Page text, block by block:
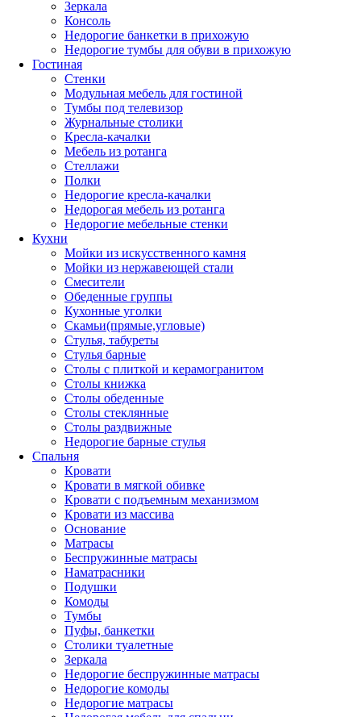
Зеркала
Консоль
Недорогие банкетки в прихожую
Недорогие тумбы для обуви в прихожую
Гостиная
Стенки
Модульная мебель для гостиной
Тумбы под телевизор
Журнальные столики
Кресла-качалки
Мебель из ротанга
Стеллажи
Полки
Недорогие кресла-качалки
Недорогая мебель из ротанга
Недорогие мебельные стенки
Кухни
Мойки из искусственного камня
Мойки из нержавеющей стали
Смесители
Обеденные группы
Кухонные уголки
Скамьи(прямые,угловые)
Стулья, табуреты
Стулья барные
Столы с плиткой и керамогранитом
Столы книжка
Столы обеденные
Столы стеклянные
Столы раздвижные
Недорогие барные стулья
Спальня
Кровати
Кровати в мягкой обивке
Кровати с подъемным механизмом
Кровати из массива
Основание
Матрасы
Беспружинные матрасы
Наматрасники
Подушки
Комоды
Тумбы
Пуфы, банкетки
Столики туалетные
Зеркала
Недорогие беспружинные матрасы
Недорогие комоды
Недорогие матрасы